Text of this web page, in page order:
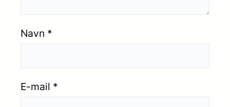
Navn *
E-mail *